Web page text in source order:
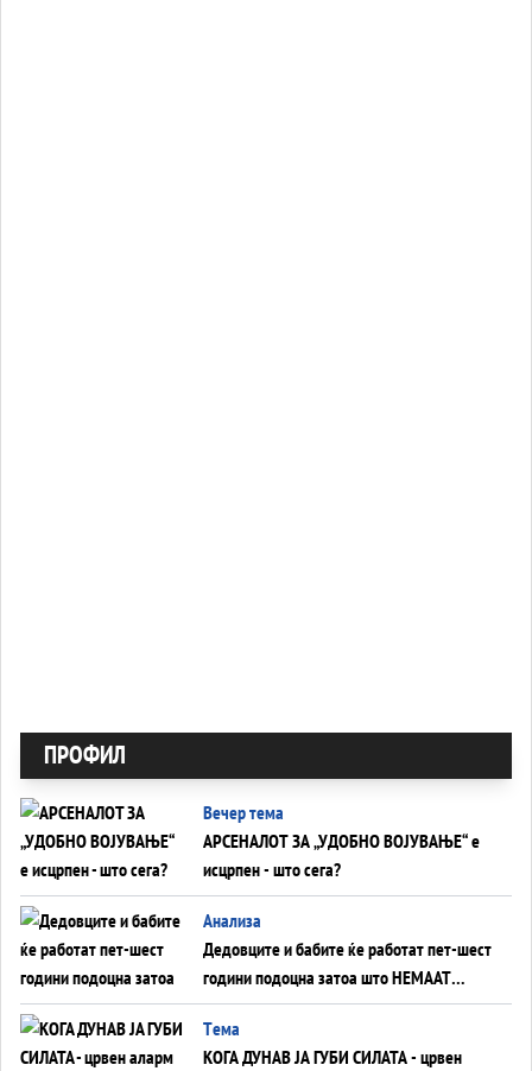
ПРОФИЛ
Вечер тема
АРСЕНАЛОТ ЗА „УДОБНО ВОЈУВАЊЕ“ е
исцрпен - што сега?
Анализа
Дедовците и бабите ќе работат пет-шест
години подоцна затоа што НЕМААТ
ВНУЦИ ДА ГИ ЗАМЕНАТ
Tема
КОГА ДУНАВ ЈА ГУБИ СИЛАТА - црвен